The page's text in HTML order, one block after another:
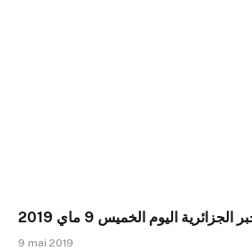
اليوم الخميس 9 ماي 2019
9 mai 2019